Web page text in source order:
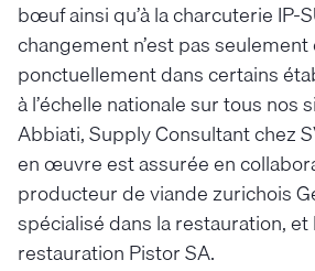
bœuf ainsi qu’à la charcuterie IP-
changement n’est pas
ponctuellement dans certains
à l’échelle nationale sur tous nos
Abbiati, Supply Consultant chez
en œuvre est assurée en
producteur de viande zurichois
spécialisé dans la restauration,
restauration Pistor SA.